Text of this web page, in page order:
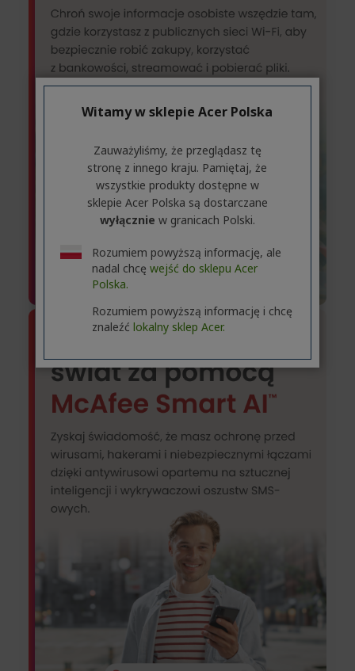
Witamy w sklepie Acer Polska
Zauważyliśmy, że przeglądasz tę
stronę z innego kraju. Pamiętaj, że
wszystkie produkty dostępne w
sklepie Acer Polska są dostarczane
wyłącznie w granicach Polski.
Rozumiem powyższą informację, ale
nadal chcę wejść do sklepu Acer
Polska.
Rozumiem powyższą informację i chcę
znaleźć lokalny sklep Acer.